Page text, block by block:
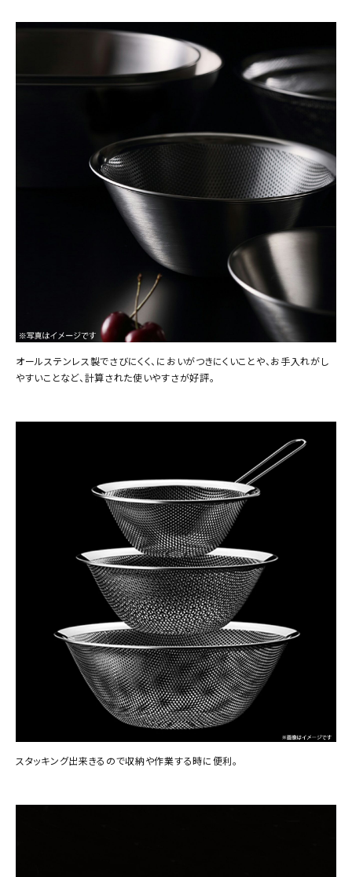
オールステンレス製でさびにくく、においがつきにくいことや、お手入れがし
やすいことなど、計算された使いやすさが好評。
スタッキング出来きるので収納や作業する時に便利。